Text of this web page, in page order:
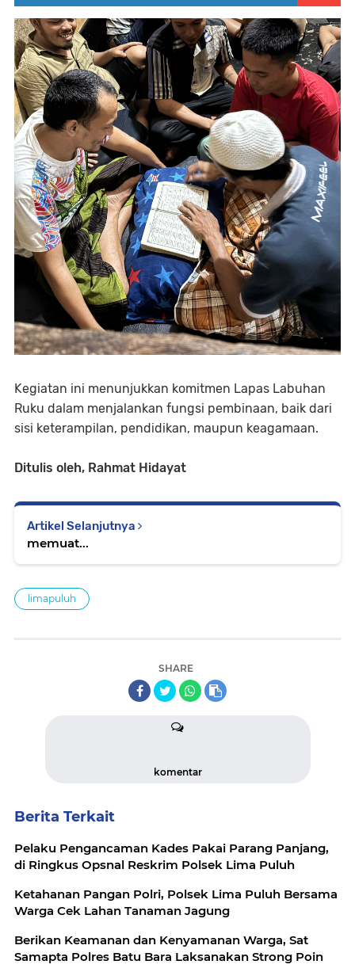
Kegiatan ini menunjukkan komitmen Lapas Labuhan
Ruku dalam menjalankan fungsi pembinaan, baik dari
sisi keterampilan, pendidikan, maupun keagamaan.
Ditulis oleh, Rahmat Hidayat
Artikel Selanjutnya
memuat...
limapuluh
SHARE
komentar
Berita Terkait
Pelaku Pengancaman Kades Pakai Parang Panjang,
di Ringkus Opsnal Reskrim Polsek Lima Puluh
Ketahanan Pangan Polri, Polsek Lima Puluh Bersama
Warga Cek Lahan Tanaman Jagung
Berikan Keamanan dan Kenyamanan Warga, Sat
Samapta Polres Batu Bara Laksanakan Strong Poin